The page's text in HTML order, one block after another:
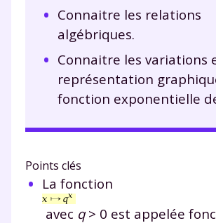
Connaitre les relations
algébriques.
Connaitre les variations
représentation
fonction exponentielle
Points clés
La fonction
avec q> 0 est appelée